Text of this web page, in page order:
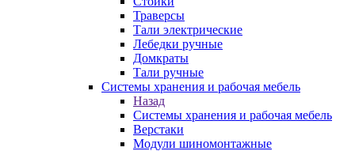
Траверсы
Тали электрические
Лебедки ручные
Домкраты
Тали ручные
Системы хранения и рабочая мебель
Назад
Системы хранения и рабочая мебель
Верстаки
Модули шиномонтажные